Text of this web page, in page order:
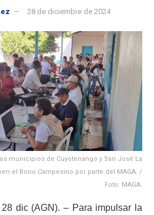
28 de diciembre de 2024
municipios de Cuyotenango y San José La
el Bono Campesino por parte del MAGA. /
Foto: MAGA.
dic (AGN). – Para impulsar la